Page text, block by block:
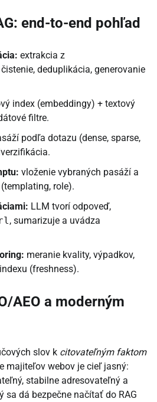
end-to-end pohľad
extrakcia z
deduplikácia, generovanie
index (embeddingy) + textový
filtre.
podľa dotazu (dense, sparse,
vloženie vybraných pasáží a
role).
LLM tvorí odpoveď,
, sumarizuje a uvádza
meranie kvality, výpadkov,
(freshness).
AEO a moderným
slov k citovateľným faktom
majiteľov webov je cieľ jasný:
stabilne adresovateľný a
sa dá bezpečne načítať do RAG